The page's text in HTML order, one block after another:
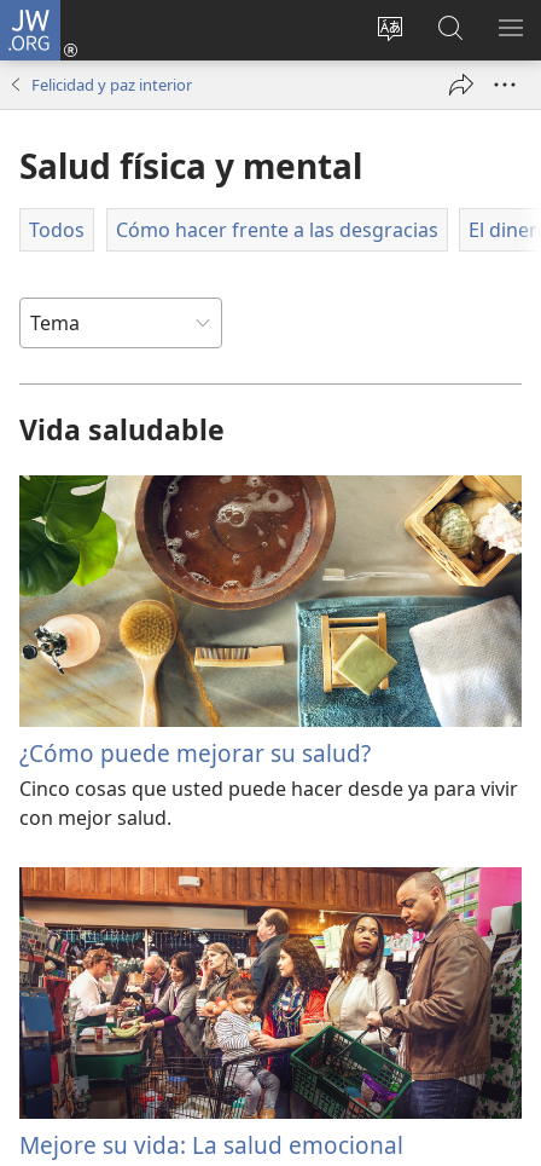
JW.ORG
Cambiar
del sitio
Iniciar
sesión
ventana)
en
jw.org
Felicidad y paz interior
Salud física y mental
Todos Cómo hacer frente a las desgracias El
Vida saludable
¿Cómo puede mejorar su salud?
Cinco cosas que usted puede hacer desde ya para vivir
con mejor salud.
Mejore su vida: La salud emocional